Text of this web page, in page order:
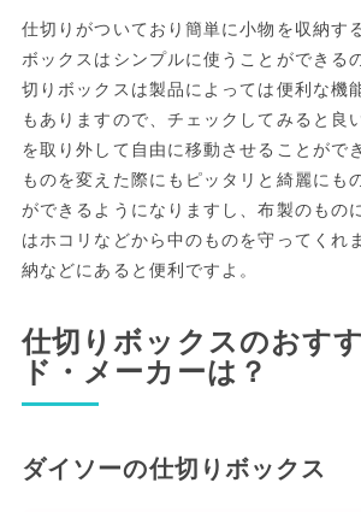
仕切りがついており簡単に小物を収納す
ボックスはシンプルに使うことができる
切りボックスは製品によっては便利な機
もありますので、チェックしてみると良
を取り外して自由に移動させることがで
ものを変えた際にもピッタリと綺麗にも
ができるようになりますし、布製のもの
はホコリなどから中のものを守ってくれ
納などにあると便利ですよ。
仕切りボックスのおす
ド・メーカーは？
ダイソーの仕切りボックス